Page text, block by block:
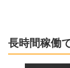
長時間稼働